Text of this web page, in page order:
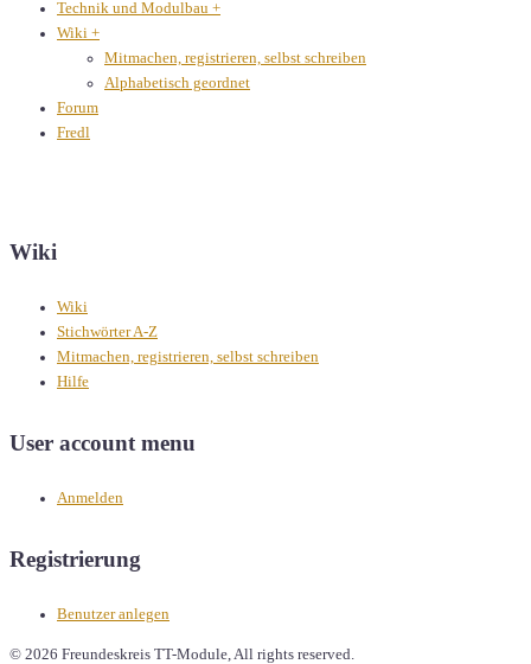
Technik und Modulbau +
Wiki +
Mitmachen, registrieren, selbst schreiben
Alphabetisch geordnet
Forum
Fredl
Wiki
Wiki
Stichwörter A-Z
Mitmachen, registrieren, selbst schreiben
Hilfe
User account menu
Anmelden
Registrierung
Benutzer anlegen
© 2026 Freundeskreis TT-Module, All rights reserved.